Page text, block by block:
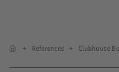
References Clubhouse